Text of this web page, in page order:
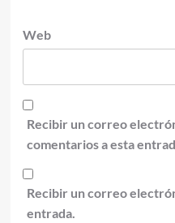
Web
Recibir un correo
comentarios a esta
Recibir un correo
entrada.